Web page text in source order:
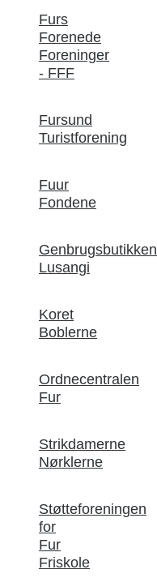
Furs
Forenede
Foreninger
- FFF
Fursund
Turistforening
Fuur
Fondene
Genbrugsbutikken
Lusangi
Koret
Boblerne
Ordnecentralen
Fur
Strikdamerne
Nørklerne
Støtteforeningen
for
Fur
Friskole